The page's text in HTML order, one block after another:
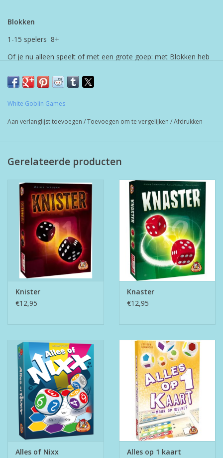
Blokken
1-15 spelers 8+
Of je nu alleen speelt of met een grote goep: met Blokken heb
‘dubbel paar’, ‘vierling’ of ‘straat’ kun je eenvoudig maken, maar
White Goblin Games
Aan verlanglijst toevoegen /Toevoegen om te vergelijken /Afdrukken
Gerelateerde producten
Knister
€12,95
Knaster
€12,95
Alles of Nixx
Alles op 1 kaart